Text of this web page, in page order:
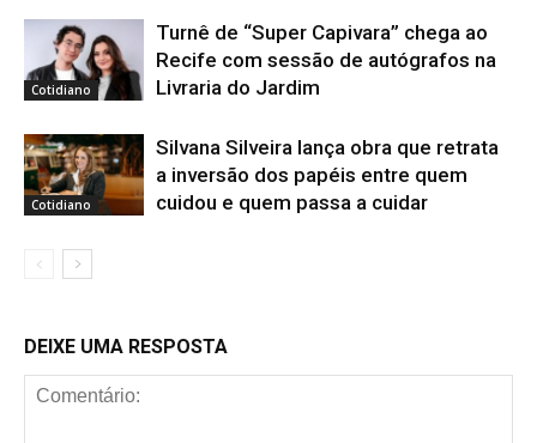
Cotidiano
Turnê de “Super Capivara” chega ao
Recife com sessão de autógrafos na
Livraria do Jardim
Cotidiano
Silvana Silveira lança obra que retrata
a inversão dos papéis entre quem
cuidou e quem passa a cuidar
DEIXE UMA RESPOSTA